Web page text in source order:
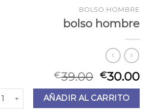
BOLSO HOMBRE
bolso hombre
€39.00 €30.00
hombre cantidadAÑADIR AL CARRITO